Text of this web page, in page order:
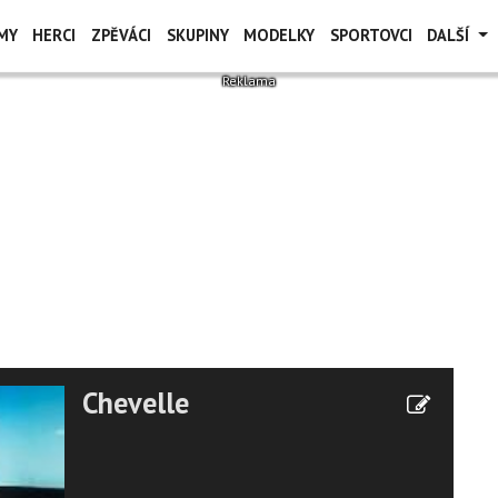
HERCI ZPĚVÁCI SKUPINY MODELKY SPORTOVCI DALŠÍ
Chevelle